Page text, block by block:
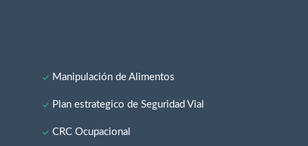
Manipulación de Alimentos
Plan estrategico de Seguridad Vial
CRC Ocupacional